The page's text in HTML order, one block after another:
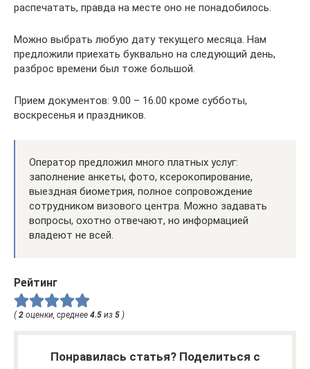
распечатать, правда на месте оно не понадобилось.
Можно выбрать любую дату текущего месяца. Нам
предложили приехать буквально на следующий день,
разброс времени был тоже большой.
Прием документов: 9.00 – 16.00 кроме субботы,
воскресенья и праздников.
Оператор предложил много платных услуг:
заполнение анкеты, фото, ксерокопирование,
выездная биометрия, полное сопровождение
сотрудником визового центра. Можно задавать
вопросы, охотно отвечают, но информацией
владеют не всей.
Рейтинг
( 2 оценки, среднее 4.5 из 5 )
Понравилась статья? Поделиться с